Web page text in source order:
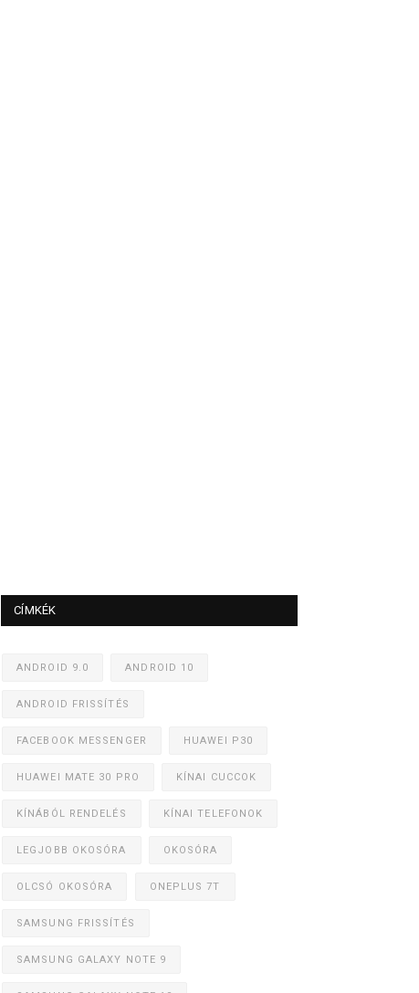
CÍMKÉK
ANDROID 9.0 ANDROID 10
ANDROID FRISSÍTÉS
FACEBOOK MESSENGER HUAWEI P30
HUAWEI MATE 30 PRO KÍNAI CUCCOK
KÍNÁBÓL RENDELÉS KÍNAI TELEFONOK
LEGJOBB OKOSÓRA OKOSÓRA
OLCSÓ OKOSÓRA ONEPLUS 7T
SAMSUNG FRISSÍTÉS
SAMSUNG GALAXY NOTE 9